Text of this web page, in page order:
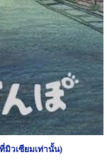
มิวเซียมเท่านั้น)